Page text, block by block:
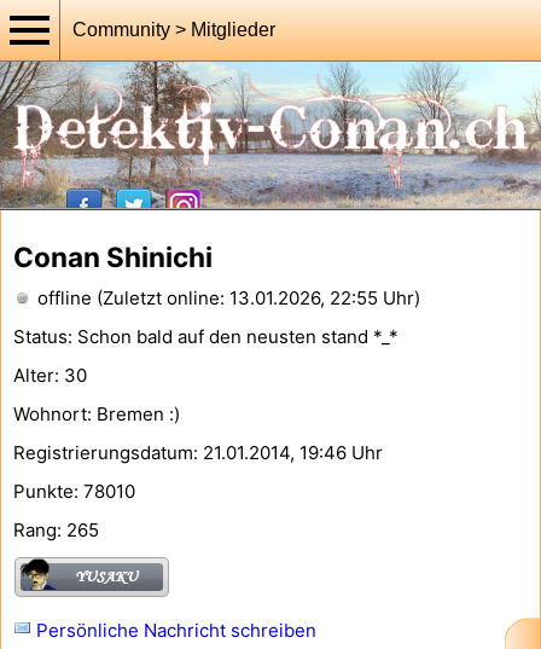
Community > Mitglieder
Conan Shinichi
offline (Zuletzt online: 13.01.2026, 22:55 Uhr)
Status: Schon bald auf den neusten stand *_*
Alter: 30
Wohnort: Bremen :)
Registrierungsdatum: 21.01.2014, 19:46 Uhr
Punkte: 78010
Rang: 265
Persönliche Nachricht schreiben